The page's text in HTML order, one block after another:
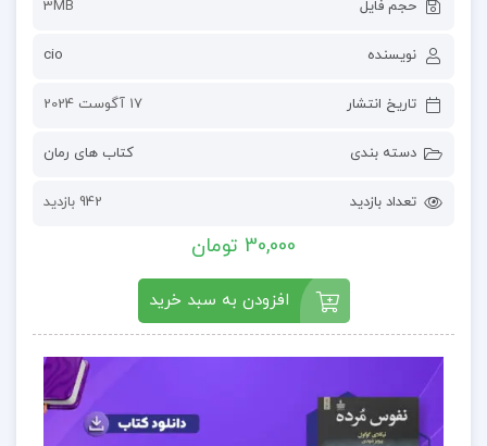
حجم فایل 3MB
نویسنده cio
تاریخ انتشار 17 آگوست 2024
دسته بندی کتاب های رمان
تعداد بازدید 942 بازدید
30,000 تومان
افزودن به سبد خرید